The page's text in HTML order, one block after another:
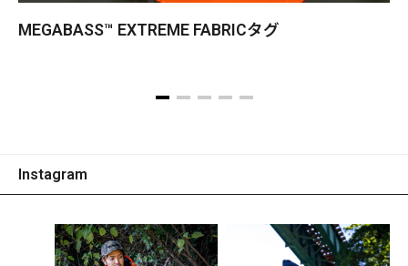
MEGABASS™ EXTREME FABRICタグ
Instagram